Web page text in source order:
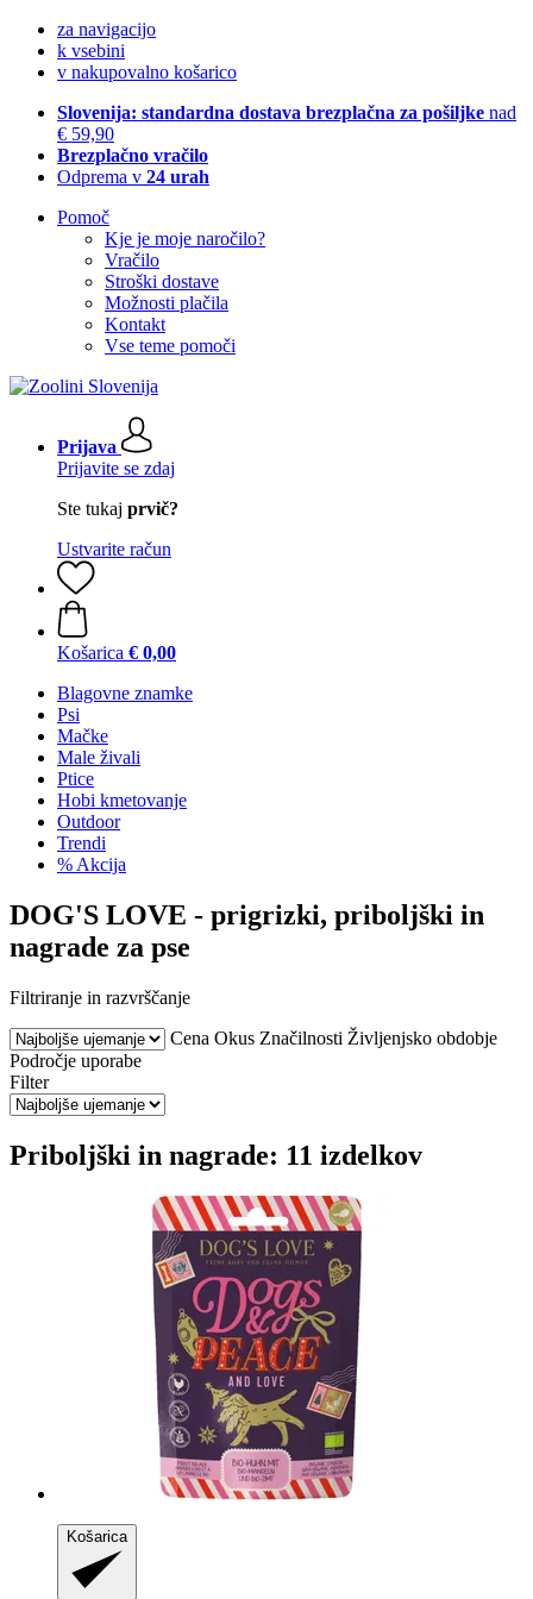
za navigacijo
k vsebini
v nakupovalno košarico
Slovenija: standardna dostava brezplačna za pošiljke nad
€ 59,90
Brezplačno vračilo
Odprema v 24 urah
Pomoč
Kje je moje naročilo?
Vračilo
Stroški dostave
Možnosti plačila
Kontakt
Vse teme pomoči
Prijava
Prijavite se zdaj
Ste tukaj prvič?
Ustvarite račun
Košarica € 0,00
Blagovne znamke
Psi
Mačke
Male živali
Ptice
Hobi kmetovanje
Outdoor
Trendi
% Akcija
DOG'S LOVE - prigrizki, priboljški in
nagrade za pse
Filtriranje in razvrščanje
Cena Okus Značilnosti Življenjsko obdobje
Področje uporabe
Filter
Priboljški in nagrade: 11 izdelkov
Košarica